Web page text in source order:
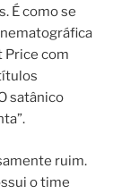
É como se
Price com
satânico
ruim.
o time